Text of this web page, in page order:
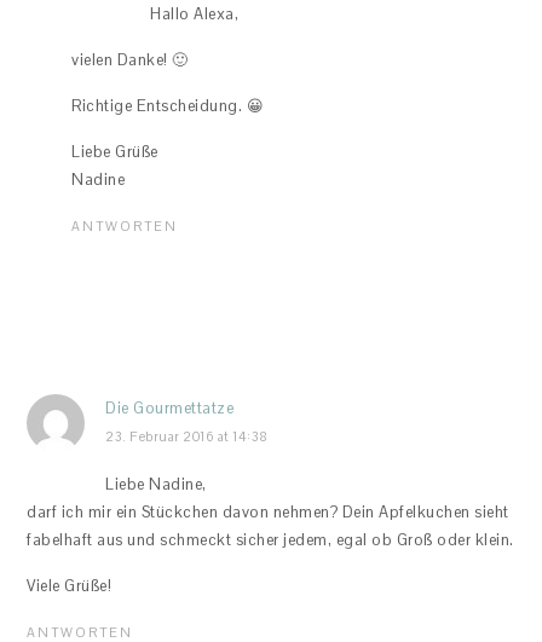
Hallo Alexa,
vielen Danke! 🙂
Richtige Entscheidung. 😀
Liebe Grüße
Nadine
ANTWORTEN
Die Gourmettatze
23. Februar 2016 at 14:38
Liebe Nadine,
darf ich mir ein Stückchen davon nehmen? Dein Apfelkuchen sieht
fabelhaft aus und schmeckt sicher jedem, egal ob Groß oder klein.
Viele Grüße!
ANTWORTEN